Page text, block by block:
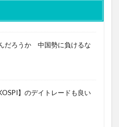
だろうか 中国勢に負けるな
】のデイトレードも良い